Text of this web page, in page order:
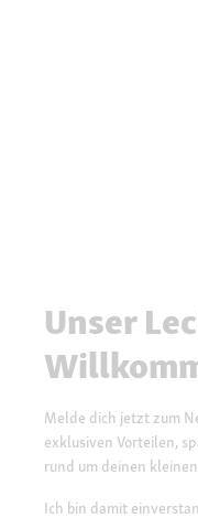
Unser
Melde dich jetzt zum
exklusiven Vorteilen,
rund um deinen
Ich bin damit